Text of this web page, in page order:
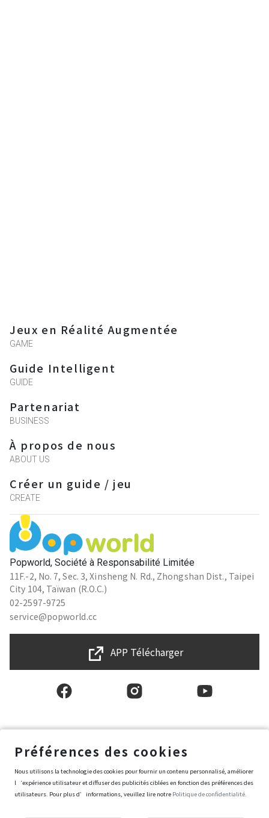
Popworld, Société à Responsabilité Limitée
11F.-2, No. 7, Sec. 3, Xinsheng N. Rd., Zhongshan Dist., Taipei
City 104, Taïwan (R.O.C.)
02-2597-9725
service@popworld.cc
Jeux en Réalité Augmentée
GAME
Guide Intelligent
GUIDE
Partenariat
BUSINESS
À propos de nous
ABOUT US
Créer un guide / jeu
CREATE
APP Télécharger
Conditions générales d'utilisation
Politique de protection des données et de la vie privée
Français
Préférences des cookies
Nous utilisons la technologie des cookies pour fournir un contenu personnalisé, améliorer
l‘expérience utilisateur et diffuser des publicités ciblées en fonction des préférences des
utilisateurs. Pour plus d’informations, veuillez lire notre Politique de confidentialité.